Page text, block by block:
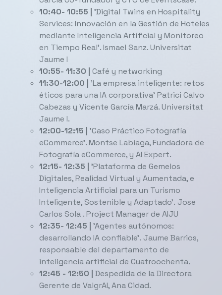
10:40- 10:55 |
'Digital Twins en Hospitality
Services: Innovación en la Gestión de Hoteles
mediante Inteligencia Artificial y Monitoreo
en Tiempo Real'. Ismael Sanz. Universitat
Jaume I
10:55- 11:30 |
Café y networking
11:30-12:00 |
'La empresa inteligente: retos
éticos para una IA corporativa' Patrici Calvo
Cabezas y Vicente García Marzá. Universitat
Jaume I.
12:00-12:15 |
'Caso Práctico Fotografía
eCommerce'. Montse Labiaga, Fundadora de
Fotografía eCommerce, y AI Expert.
12:15- 12:35 |
'Plataforma de Gemelos
Digitales, Realidad Virtual y Aumentada, e
Inteligencia Artificial para un Turismo
Inteligente, Sostenible y Adaptado'. Jose
Carlos Sola . Project Manager de AIJU
12:35- 12:45 |
'Agentes autónomos:
desarrollando IA confiable'. Jaume Barrios,
responsable del departamento de
inteligencia artificial de Cuatroochenta.
12:45 - 12:50
Despedida de la Directora
Gerente de ValgrAI, Ana Cidad.